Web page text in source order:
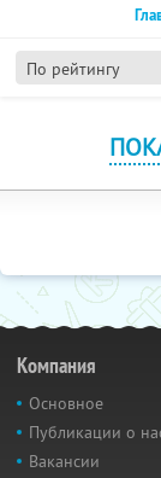
По рейтингу
Компания
Основное
Публикации о
Вакансии